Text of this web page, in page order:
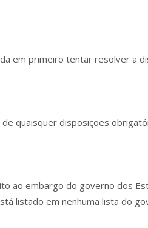
em primeiro tentar resolver a
quaisquer disposições
ao embargo do governo dos
listado em nenhuma lista do